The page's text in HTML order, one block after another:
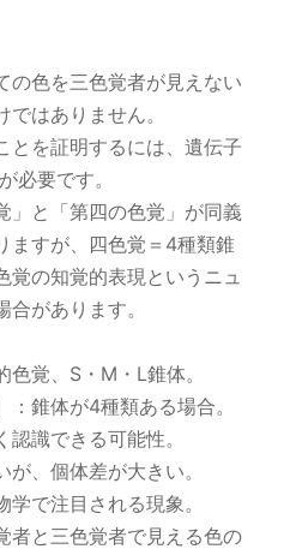
の色を三色覚者が見えない
はありません。
とを証明するには、遺伝子
必要です。
」と「第四の色覚」が同義
ますが、四色覚＝4種類錐
覚の知覚的表現というニュ
があります。
覚、S・M・L錐体。
：錐体が4種類ある場合。
識できる可能性。
、個体差が大きい。
で注目される現象。
者と三色覚者で見える色の